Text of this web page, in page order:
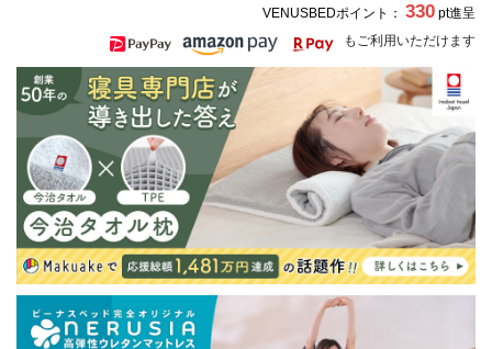
VENUSBEDポイント： 330 pt進呈
もご利用いただけます